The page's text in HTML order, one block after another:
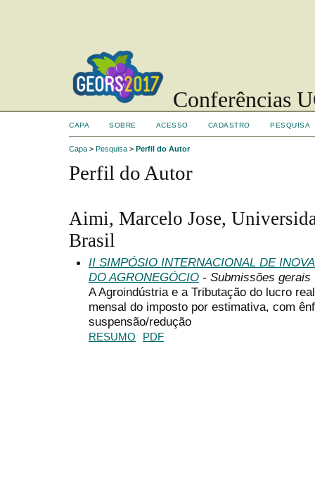
Conferências
CAPA SOBRE ACESSO CADASTRO PESQUISA
Capa > Pesquisa > Perfil do Autor
Perfil do Autor
Aimi, Marcelo Jose,
Brasil
II SIMPÓSIO INTERNACIONAL DE
DO AGRONEGÓCIO - Submissões gerais
A Agroindústria e a Tributação do lucro
mensal do imposto por estimativa, com
suspensão/redução
RESUMO PDF